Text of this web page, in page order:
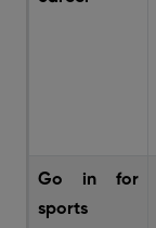
Go in for
sports